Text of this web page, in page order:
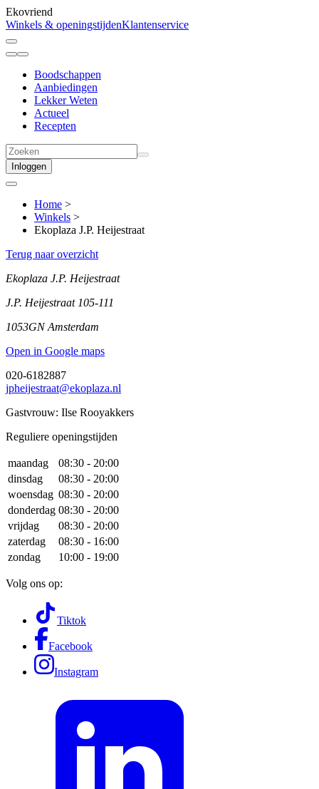
Ekovriend
Winkels & openingstijdenKlantenservice
Boodschappen
Aanbiedingen
Lekker Weten
Actueel
Recepten
Inloggen
Home >
Winkels >
Ekoplaza J.P. Heijestraat
Terug naar overzicht
Ekoplaza J.P. Heijestraat
J.P. Heijestraat 105-111
1053GN Amsterdam
Open in Google maps
020-6182887
jpheijestraat@ekoplaza.nl
Gastvrouw: Ilse Rooyakkers
Reguliere openingstijden
maandag
08:30 - 20:00
dinsdag
08:30 - 20:00
woensdag 08:30 - 20:00
donderdag 08:30 - 20:00
vrijdag
08:30 - 20:00
zaterdag
08:30 - 16:00
zondag
10:00 - 19:00
Volg ons op:
Tiktok
Facebook
Instagram